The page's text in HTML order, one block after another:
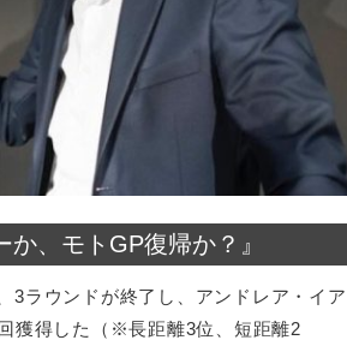
、モトGP復帰か？』
ラウンドが終了し、アンドレア・イア
獲得した（※長距離3位、短距離2